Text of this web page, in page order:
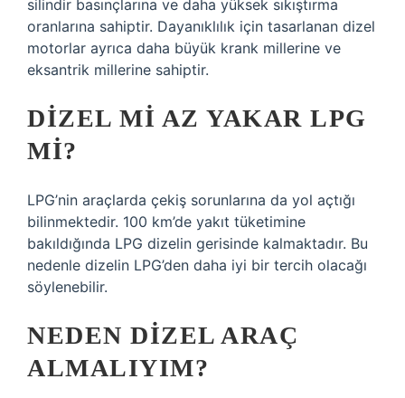
silindir basınçlarına ve daha yüksek sıkıştırma
oranlarına sahiptir. Dayanıklılık için tasarlanan dizel
motorlar ayrıca daha büyük krank millerine ve
eksantrik millerine sahiptir.
DIZEL MI AZ YAKAR LPG
MI?
LPG’nin araçlarda çekiş sorunlarına da yol açtığı
bilinmektedir. 100 km’de yakıt tüketimine
bakıldığında LPG dizelin gerisinde kalmaktadır. Bu
nedenle dizelin LPG’den daha iyi bir tercih olacağı
söylenebilir.
NEDEN DIZEL ARAÇ
ALMALIYIM?